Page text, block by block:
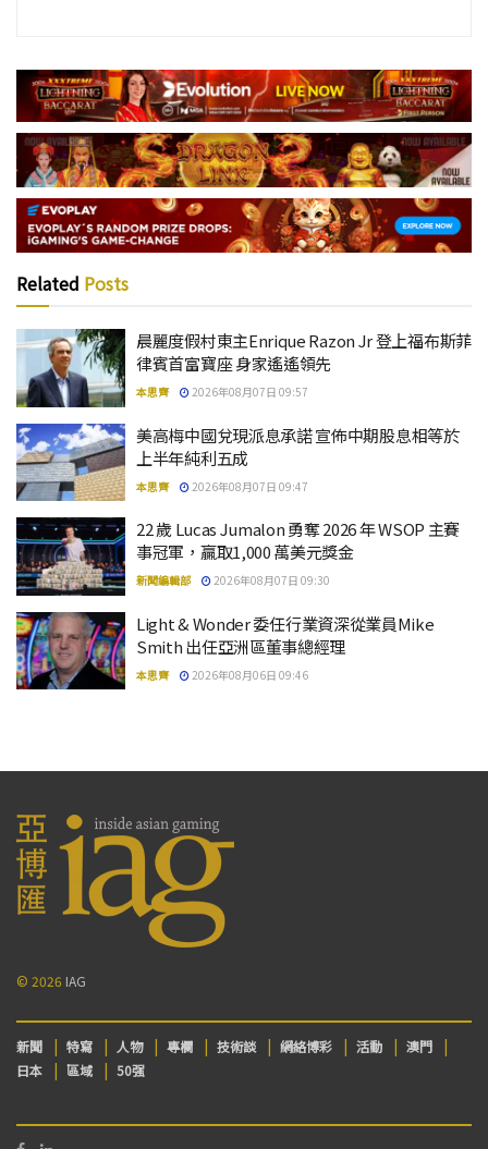
Related Posts
晨麗度假村東主Enrique Razon Jr 登上福布斯菲
律賓首富寶座 身家遙遙領先
本思齊 2026年08月07日 09:57
美高梅中國兌現派息承諾 宣佈中期股息相等於
上半年純利五成
本思齊 2026年08月07日 09:47
22 歲 Lucas Jumalon 勇奪 2026 年 WSOP 主賽
事冠軍，贏取1,000 萬美元獎金
新聞編輯部 2026年08月07日 09:30
Light & Wonder 委任行業資深從業員Mike
Smith 出任亞洲區董事總經理
本思齊 2026年08月06日 09:46
© 2026 IAG
新聞 特寫 人物 專欄 技術談 網絡博彩 活動
澳門
日本
區域 50强